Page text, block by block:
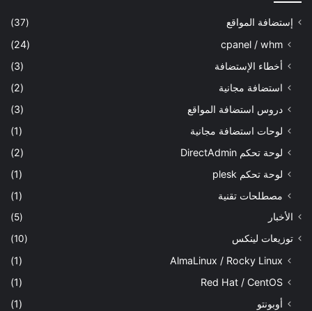
إستضافة المواقع (37)
cpanel / whm
(24)
أخطاء الإستضافة
(3)
استضافة مجانية
(2)
دروس استضافة المواقع
(3)
لوحات استضافة مجانية
(1)
لوحة تحكم DirectAdmin
(2)
لوحة تحكم plesk
(1)
مصطلحات تقنية
(1)
الأخبار
(5)
توزيعات لينكس
(10)
AlmaLinux / Rocky Linux
(1)
Red Hat / CentOS
(1)
أوبونتو
(1)